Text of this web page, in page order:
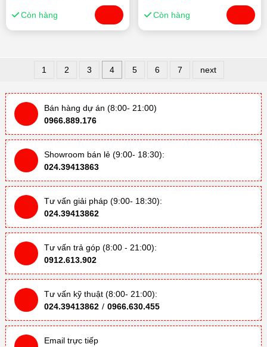
Còn hàng Còn hàng
1 2 3 4 5 6 7 next
Bán hàng dự án (8:00- 21:00)
0966.889.176
Showroom bán lẻ (9:00- 18:30):
024.39413863
Tư vấn giải pháp (9:00- 18:30):
024.39413862
Tư vấn trả góp (8:00 - 21:00):
0912.613.902
Tư vấn kỹ thuật (8:00- 21:00):
024.39413862 / 0966.630.455
Email trực tiếp